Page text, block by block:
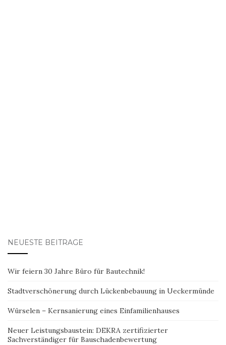
NEUESTE BEITRÄGE
Wir feiern 30 Jahre Büro für Bautechnik!
Stadtverschönerung durch Lückenbebauung in Ueckermünde
Würselen – Kernsanierung eines Einfamilienhauses
Neuer Leistungsbaustein: DEKRA zertifizierter
Sachverständiger für Bauschadenbewertung